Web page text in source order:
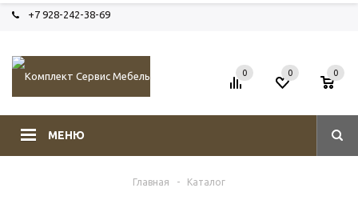
+7 928-242-38-69
МЕНЮ
0 0 0
Главная - Каталог